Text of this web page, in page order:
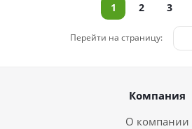
1 2 3
Перейти на страницу:
Компания
О компании